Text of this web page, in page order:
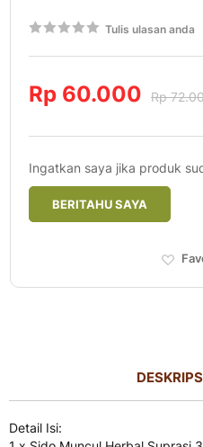
Rating:
60
% of 100
Tulis ulasan anda
Rp 60.000 Rp
Ingatkan saya jika produk
BERITAHU SAYA
Detail Isi: